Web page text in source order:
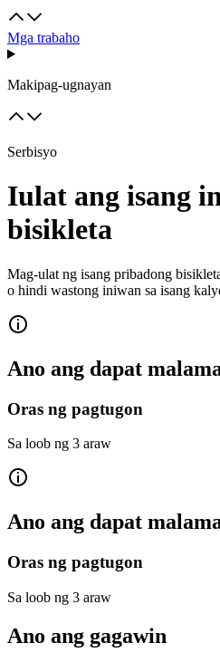
Mga trabaho
Makipag-ugnayan
Serbisyo
Iulat ang isang
bisikleta
Mag-ulat ng isang pribadong
o hindi wastong iniwan sa isang
Ano ang dapat
Oras ng pagtugon
Sa loob ng 3 araw
Ano ang dapat
Oras ng pagtugon
Sa loob ng 3 araw
Ano ang gagawin